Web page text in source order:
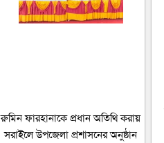
রুমিন ফারহানাকে প্রধান অতিথি করায়
সরাইলে উপজেলা প্রশাসনের অনুষ্ঠান